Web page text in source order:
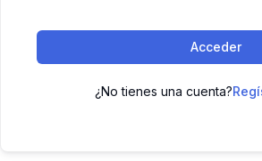
Acceder
¿No tienes una cuenta?